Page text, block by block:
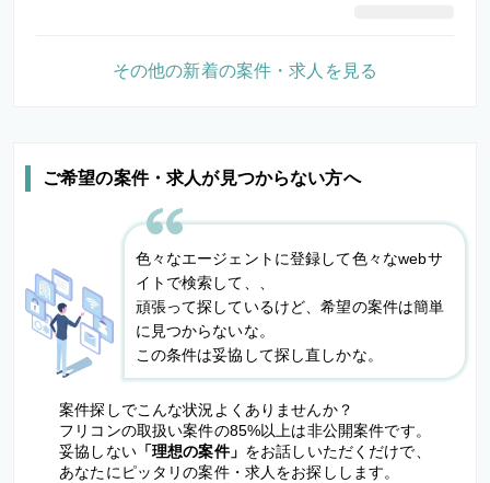
ご希望の案件・求人が見つからない方へ
色々なエージェントに登録して色々なwebサ
イトで検索して、、
頑張って探しているけど、希望の案件は簡単
に見つからないな。
この条件は妥協して探し直しかな。
案件探しでこんな状況よくありませんか？
フリコンの取扱い案件の85%以上は非公開案件です。
妥協しない「理想の案件」 をお話しいただくだけで、
あなたにピッタリの案件・求人をお探しします。
その他の新着の案件・求人を見る